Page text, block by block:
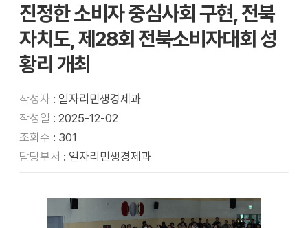
진정한 소비자 중심사회 구현, 전북
자치도, 제28회 전북소비자대회 성
황리 개최
작성자 : 일자리민생경제과
작성일 : 2025-12-02
조회수 : 301
담당부서 : 일자리민생경제과